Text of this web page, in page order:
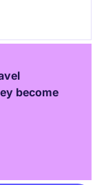
による案件
become